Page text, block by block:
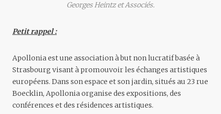
Georges Heintz et Associés.
Petit rappel :
Apollonia est une association à but non lucratif basée à
Strasbourg visant à promouvoir les échanges artistiques
européens. Dans son espace et son jardin, situés au 23 rue
Boecklin, Apollonia organise des expositions, des
conférences et des résidences artistiques.